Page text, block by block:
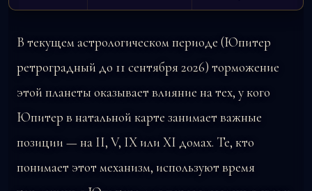
В текущем астрологическом периоде (Юпитер
ретроградный до 11 сентября 2026) торможение
этой планеты оказывает влияние на тех, у кого
Юпитер в натальной карте занимает важные
позиции — на II, V, IX или XI домах. Те, кто
понимает этот механизм, используют время